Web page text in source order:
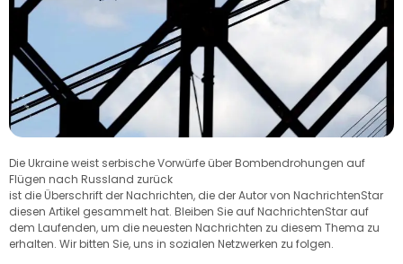
Die Ukraine weist serbische Vorwürfe über Bombendrohungen auf
Flügen nach Russland zurück
ist die Überschrift der Nachrichten, die der Autor von NachrichtenStar
diesen Artikel gesammelt hat. Bleiben Sie auf NachrichtenStar auf
dem Laufenden, um die neuesten Nachrichten zu diesem Thema zu
erhalten. Wir bitten Sie, uns in sozialen Netzwerken zu folgen.